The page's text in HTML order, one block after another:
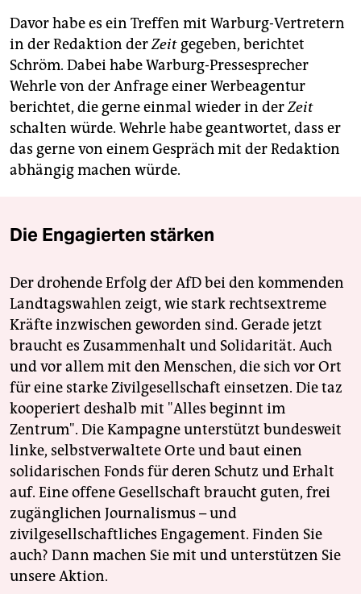
Davor habe es ein Treffen mit Warburg-Vertretern
in der Redaktion derZeit gegeben, berichtet
Schröm. Dabei habe Warburg-Pressesprecher
Wehrle von der Anfrage einer Werbeagentur
berichtet, die gerne einmal wieder in derZeit
schalten würde. Wehrle habe geantwortet, dass er
das gerne von einem Gespräch mit der Redaktion
abhängig machen würde.
Die Engagierten stärken
Der drohende Erfolg der AfD bei den kommenden
Landtagswahlen zeigt, wie stark rechtsextreme
Kräfte inzwischen geworden sind. Gerade jetzt
braucht es Zusammenhalt und Solidarität. Auch
und vor allem mit den Menschen, die sich vor Ort
für eine starke Zivilgesellschaft einsetzen. Die taz
kooperiert deshalb mit "Alles beginnt im
Zentrum". Die Kampagne unterstützt bundesweit
linke, selbstverwaltete Orte und baut einen
solidarischen Fonds für deren Schutz und Erhalt
auf. Eine offene Gesellschaft braucht guten, frei
zugänglichen Journalismus – und
zivilgesellschaftliches Engagement. Finden Sie
auch? Dann machen Sie mit und unterstützen Sie
unsere Aktion.